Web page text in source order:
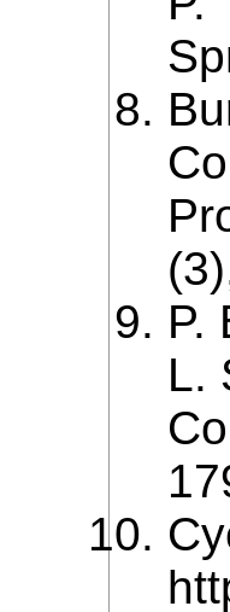
P.
L.